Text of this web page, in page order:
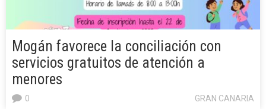
Mogán favorece la conciliación con
servicios gratuitos de atención a
menores
GRAN CANARIA
0